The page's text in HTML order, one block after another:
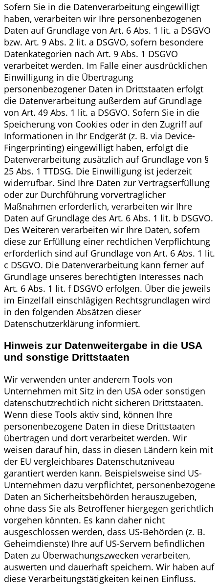
Sofern Sie in die Datenverarbeitung eingewilligt
haben, verarbeiten wir Ihre personenbezogenen
Daten auf Grundlage von Art. 6 Abs. 1 lit. a DSGVO
bzw. Art. 9 Abs. 2 lit. a DSGVO, sofern besondere
Datenkategorien nach Art. 9 Abs. 1 DSGVO
verarbeitet werden. Im Falle einer ausdrücklichen
Einwilligung in die Übertragung
personenbezogener Daten in Drittstaaten erfolgt
die Datenverarbeitung außerdem auf Grundlage
von Art. 49 Abs. 1 lit. a DSGVO. Sofern Sie in die
Speicherung von Cookies oder in den Zugriff auf
Informationen in Ihr Endgerät (z. B. via Device-
Fingerprinting) eingewilligt haben, erfolgt die
Datenverarbeitung zusätzlich auf Grundlage von §
25 Abs. 1 TTDSG. Die Einwilligung ist jederzeit
widerrufbar. Sind Ihre Daten zur Vertragserfüllung
oder zur Durchführung vorvertraglicher
Maßnahmen erforderlich, verarbeiten wir Ihre
Daten auf Grundlage des Art. 6 Abs. 1 lit. b DSGVO.
Des Weiteren verarbeiten wir Ihre Daten, sofern
diese zur Erfüllung einer rechtlichen Verpflichtung
erforderlich sind auf Grundlage von Art. 6 Abs. 1 lit.
c DSGVO. Die Datenverarbeitung kann ferner auf
Grundlage unseres berechtigten Interesses nach
Art. 6 Abs. 1 lit. f DSGVO erfolgen. Über die jeweils
im Einzelfall einschlägigen Rechtsgrundlagen wird
in den folgenden Absätzen dieser
Datenschutzerklärung informiert.
Hinweis zur Datenweitergabe in die USA
und sonstige Drittstaaten
Wir verwenden unter anderem Tools von
Unternehmen mit Sitz in den USA oder sonstigen
datenschutzrechtlich nicht sicheren Drittstaaten.
Wenn diese Tools aktiv sind, können Ihre
personenbezogene Daten in diese Drittstaaten
übertragen und dort verarbeitet werden. Wir
weisen darauf hin, dass in diesen Ländern kein mit
der EU vergleichbares Datenschutzniveau
garantiert werden kann. Beispielsweise sind US-
Unternehmen dazu verpflichtet, personenbezogene
Daten an Sicherheitsbehörden herauszugeben,
ohne dass Sie als Betroffener hiergegen gerichtlich
vorgehen könnten. Es kann daher nicht
ausgeschlossen werden, dass US-Behörden (z. B.
Geheimdienste) Ihre auf US-Servern befindlichen
Daten zu Überwachungszwecken verarbeiten,
auswerten und dauerhaft speichern. Wir haben auf
diese Verarbeitungstätigkeiten keinen Einfluss.